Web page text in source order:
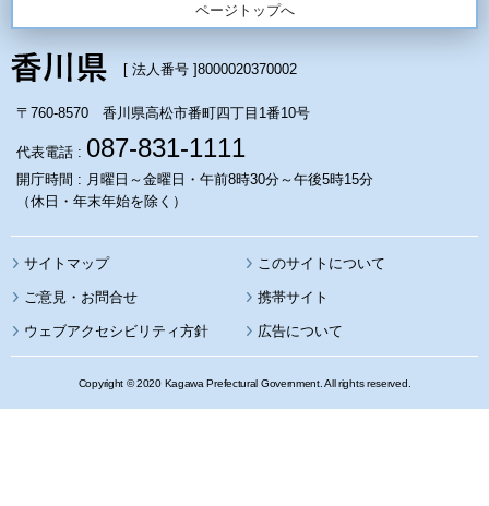
ページトップへ
[ 法人番号 ]8000020370002
〒760-8570 香川県高松市番町四丁目1番10号
代表電話 : 087-831-1111
開庁時間 : 月曜日～金曜日・午前8時30分～午後5時15分
（休日・年末年始を除く）
サイトマップ このサイトについて
携帯サイト
ウェブアクセシビリティ方針 広告について
Copyright © 2020 Kagawa Prefectural Government. All rights reserved.